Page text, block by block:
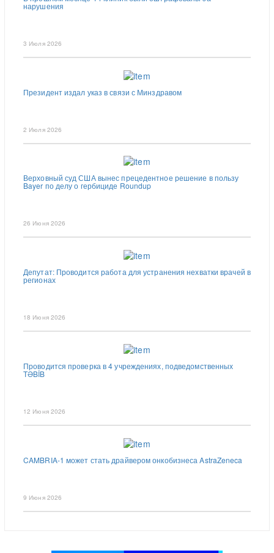
нарушения
3 Июля 2026
Президент издал указ в связи с Минздравом
2 Июля 2026
Верховный суд США вынес прецедентное решение в пользу
Bayer по делу о гербициде Roundup
26 Июня 2026
Депутат: Проводится работа для устранения нехватки врачей в
регионах
18 Июня 2026
Проводится проверка в 4 учреждениях, подведомственных
TƏBİB
12 Июня 2026
CAMBRIA-1 может стать драйвером онкобизнеса AstraZeneca
9 Июня 2026